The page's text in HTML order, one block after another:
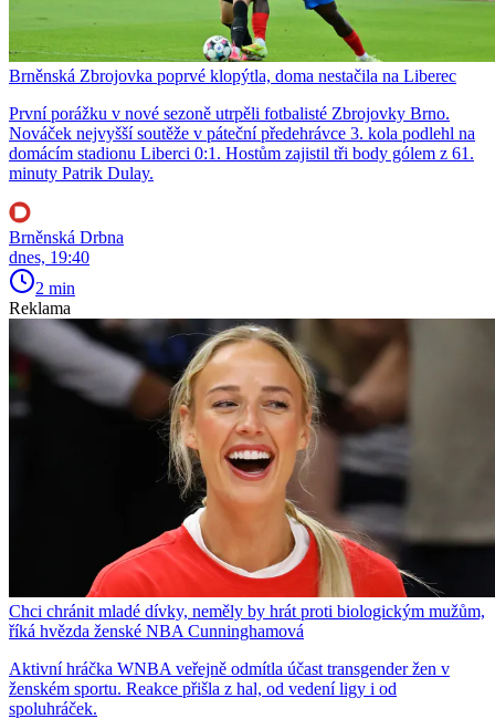
Brněnská Zbrojovka poprvé klopýtla, doma nestačila na Liberec
První porážku v nové sezoně utrpěli fotbalisté Zbrojovky Brno.
Nováček nejvyšší soutěže v páteční předehrávce 3. kola podlehl na
domácím stadionu Liberci 0:1. Hostům zajistil tři body gólem z 61.
minuty Patrik Dulay.
Brněnská Drbna
dnes, 19:40
2 min
Reklama
Chci chránit mladé dívky, neměly by hrát proti biologickým mužům,
říká hvězda ženské NBA Cunninghamová
Aktivní hráčka WNBA veřejně odmítla účast transgender žen v
ženském sportu. Reakce přišla z hal, od vedení ligy i od
spoluhráček.